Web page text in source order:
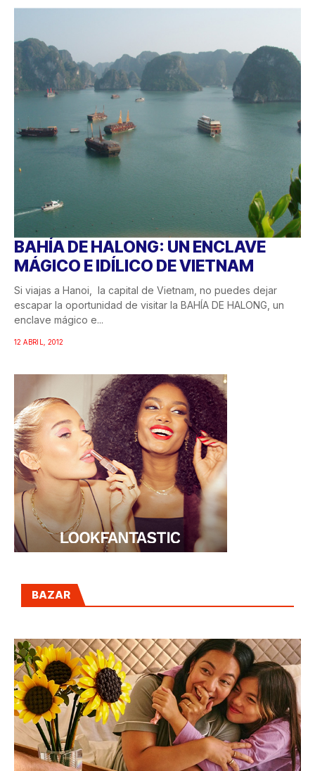
BAHÍA DE HALONG: UN ENCLAVE
MÁGICO E IDÍLICO DE VIETNAM
Si viajas a Hanoi, la capital de Vietnam, no puedes dejar
escapar la oportunidad de visitar la BAHÍA DE HALONG, un
enclave mágico e...
12 ABRIL, 2012
BAZAR